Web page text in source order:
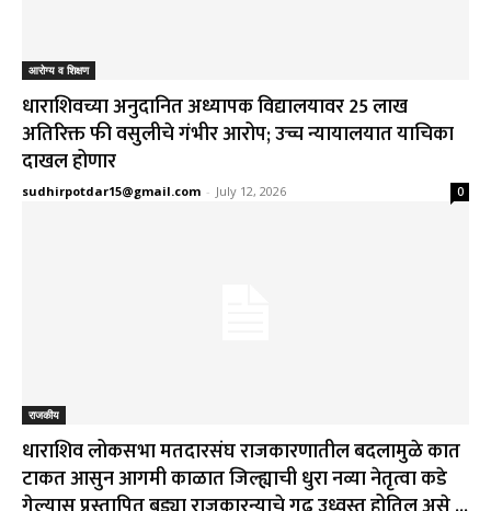
आरोग्य व शिक्षण
धाराशिवच्या अनुदानित अध्यापक विद्यालयावर ₹25 लाख
अतिरिक्त फी वसुलीचे गंभीर आरोप; उच्च न्यायालयात याचिका
दाखल होणार
sudhirpotdar15@gmail.com - July 12, 2026 0
राजकीय
धाराशिव लोकसभा मतदारसंघ राजकारणातील बदलामुळे कात
टाकत आसुन आगमी काळात जिल्ह्याची धुरा नव्या नेतृत्वा कडे